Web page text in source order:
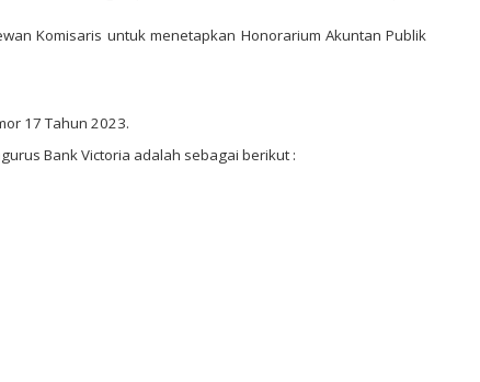
Komisaris untuk menetapkan Honorarium Akuntan Publik
17 Tahun 2023.
Bank Victoria adalah sebagai berikut :